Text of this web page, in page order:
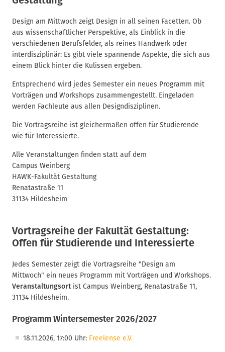
Design am Mittwoch zeigt Design in all seinen Facetten. Ob
aus wissenschaftlicher Perspektive, als Einblick in die
verschiedenen Berufsfelder, als reines Handwerk oder
interdisziplinär: Es gibt viele spannende Aspekte, die sich aus
einem Blick hinter die Kulissen ergeben.
Entsprechend wird jedes Semester ein neues Programm mit
Vorträgen und Workshops zusammengestellt. Eingeladen
werden Fachleute aus allen Designdisziplinen.
Die Vortragsreihe ist gleichermaßen offen für Studierende
wie für Interessierte.
Alle Veranstaltungen finden statt auf dem
Campus Weinberg
HAWK-Fakultät Gestaltung
Renatastraße 11
31134 Hildesheim
Vortragsreihe der Fakultät Gestaltung:
Offen für Studierende und Interessierte
Jedes Semester zeigt die Vortragsreihe "Design am
Mittwoch" ein neues Programm mit Vorträgen und Workshops.
Veranstaltungsort ist Campus Weinberg, Renatastraße 11,
31134 Hildesheim.
Programm Wintersemester 2026/2027
18.11.2026, 17:00 Uhr: Freelense e.V.